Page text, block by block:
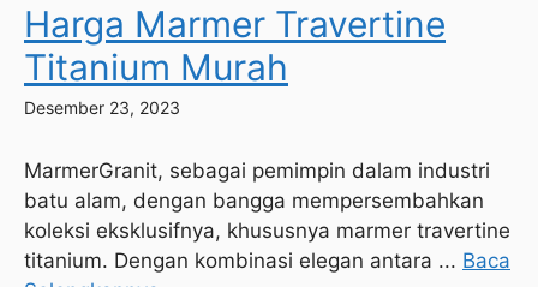
Harga Marmer Travertine
Titanium Murah
Desember 23, 2023
MarmerGranit, sebagai pemimpin dalam industri
batu alam, dengan bangga mempersembahkan
koleksi eksklusifnya, khususnya marmer travertine
titanium. Dengan kombinasi elegan antara ... Baca